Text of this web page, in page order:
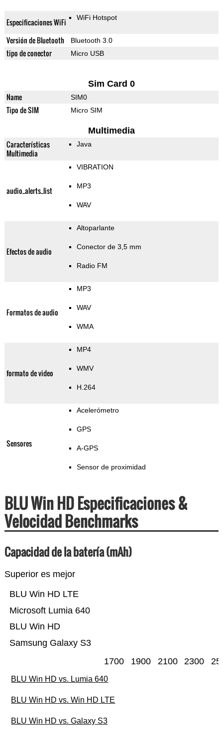
Especificaciones WiFi WiFi Hotspot
Versión de Bluetooth Bluetooth 3.0
tipo de conector Micro USB
Sim Card 0
Name SIM0
Tipo de SIM Micro SIM
Multimedia
Características
Multimedia
Java
audio_alerts_list
VIBRATION
MP3
WAV
Efectos de audio
Altoparlante
Conector de 3,5 mm
Radio FM
Formatos de audio
MP3
WAV
WMA
formato de video
MP4
WMV
H.264
Sensores
Acelerómetro
GPS
A-GPS
Sensor de proximidad
BLU Win HD Especificaciones &
Velocidad Benchmarks
Capacidad de la batería (mAh)
Superior es mejor
Samsung Galaxy S3
BLU Win HD
Microsoft Lumia 640
BLU Win HD LTE
1700 1900 2100 2300
BLU Win HD vs. Lumia 640
BLU Win HD vs. Win HD LTE
BLU Win HD vs. Galaxy S3